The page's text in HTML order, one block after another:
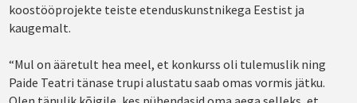
koostööprojekte teiste etenduskunstnikega Eestist ja
kaugemalt.
“Mul on ääretult hea meel, et konkurss oli tulemuslik ning
Paide Teatri tänase trupi alustatu saab omas vormis jätku.